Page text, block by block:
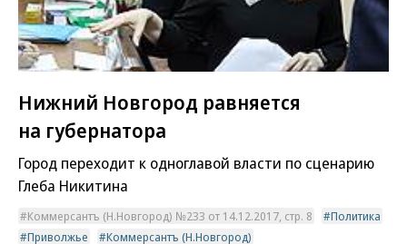
Нижний Новгород равняется
на губернатора
Город переходит к одноглавой власти по сценарию
Глеба Никитина
Коммерсантъ (Н.Новгород) №233 от 14.12.2017, стр. 8
Политика
Приволжье
Коммерсантъ (Н.Новгород)